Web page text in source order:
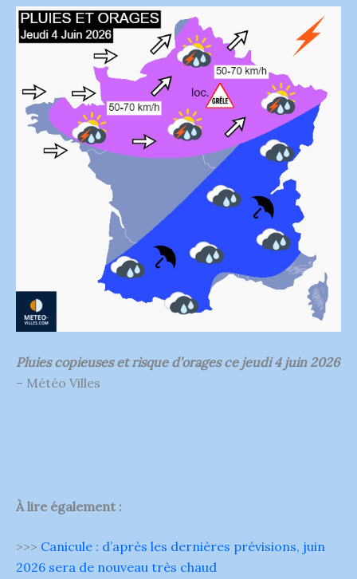
Pluies copieuses et risque d’orages ce jeudi 4 juin 2026
– Météo Villes
À lire également :
>>> Canicule : d’après les dernières prévisions, juin
2026 sera de nouveau très chaud